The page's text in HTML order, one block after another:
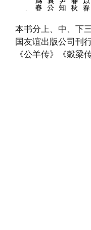
本书分上、中、下
国友谊出版公司刊
《公羊传》《穀梁